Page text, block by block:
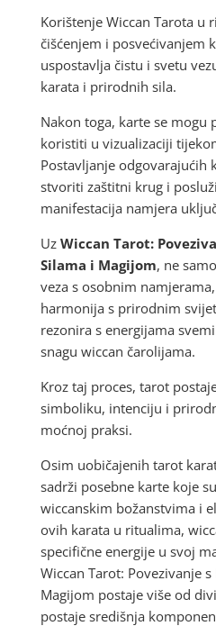
Korištenje Wiccan Tarota u
čišćenjem i posvećivanjem
uspostavlja čistu i svetu
karata i prirodnih sila.
Nakon toga, karte se mogu
koristiti u vizualizaciji
Postavljanje odgovarajućih
stvoriti zaštitni krug i
manifestacija namjera
Uz Wiccan Tarot:
Silama i Magijom, ne
veza s osobnim
harmonija s prirodnim
rezonira s energijama
snagu wiccan čarolijama.
Kroz taj proces, tarot
simboliku, intenciju i
moćnoj praksi.
Osim uobičajenih tarot
sadrži posebne karte koje
wiccanskim božanstvima i
ovih karata u ritualima,
specifične energije u svoj
Wiccan Tarot: Povezivanje
Magijom postaje više od
postaje središnja